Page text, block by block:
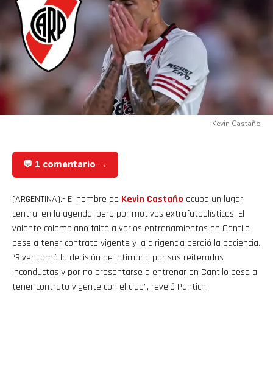
Kevin Castaño
💬 1 comentario →
(ARGENTINA).- El nombre de Kevin Castaño ocupa un lugar
central en la agenda, pero por motivos extrafutbolísticos. El
volante colombiano faltó a varios entrenamientos en Cantilo
pese a tener contrato vigente y la dirigencia perdió la paciencia.
“River tomó la decisión de intimarlo por sus reiteradas
inconductas y por no presentarse a entrenar en Cantilo pese a
tener contrato vigente con el club”, reveló Pantich.